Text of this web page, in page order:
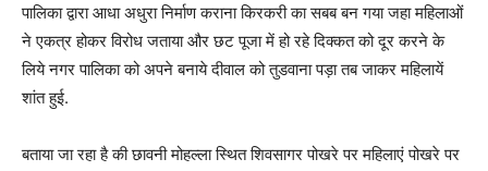
पालिका द्वारा आधा अधुरा निर्माण कराना किरकरी का सबब बन गया जहा महिलाओं
ने एकत्र होकर विरोध जताया और छट पूजा में हो रहे दिक्कत को दूर करने के
लिये नगर पालिका को अपने बनाये दीवाल को तुडवाना पड़ा तब जाकर महिलायें
शांत हुई.
बताया जा रहा है की छावनी मोहल्ला स्थित शिवसागर पोखरे पर महिलाएं पोखरे पर